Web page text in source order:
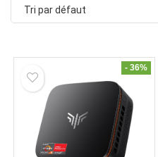
Tri par défaut
- 36%